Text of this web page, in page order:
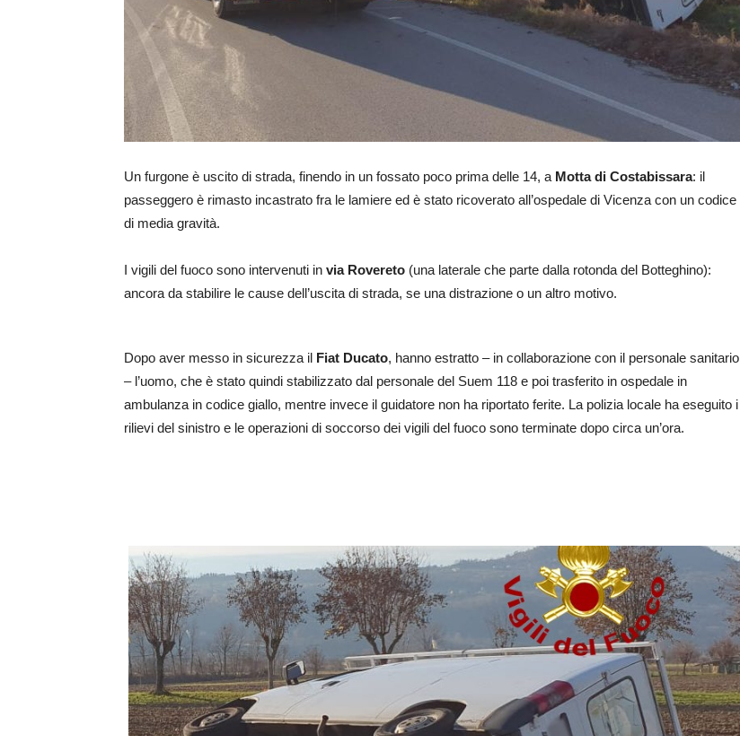
Un furgone è uscito di strada, finendo in un fossato poco prima delle 14, a Motta di Costabissara: il
passeggero è rimasto incastrato fra le lamiere ed è stato ricoverato all’ospedale di Vicenza con un codice
di media gravità.
I vigili del fuoco sono intervenuti in via Rovereto (una laterale che parte dalla rotonda del Botteghino):
ancora da stabilire le cause dell’uscita di strada, se una distrazione o un altro motivo.
Dopo aver messo in sicurezza il Fiat Ducato, hanno estratto – in collaborazione con il personale sanitario
– l’uomo, che è stato quindi stabilizzato dal personale del Suem 118 e poi trasferito in ospedale in
ambulanza in codice giallo, mentre invece il guidatore non ha riportato ferite. La polizia locale ha eseguito i
rilievi del sinistro e le operazioni di soccorso dei vigili del fuoco sono terminate dopo circa un’ora.